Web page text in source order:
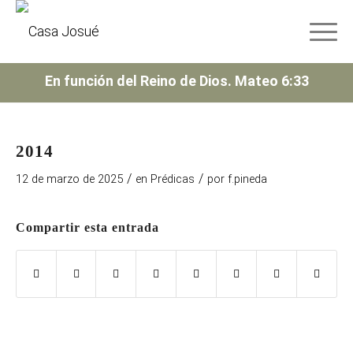
En función del Reino de Dios. Mateo 6:33
2014
12 de marzo de 2025 / en Prédicas / por f.pineda
Compartir esta entrada